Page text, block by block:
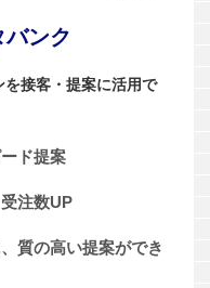
ンク
接客・提案に活用で
ド提案
注数UP
質の高い提案ができ